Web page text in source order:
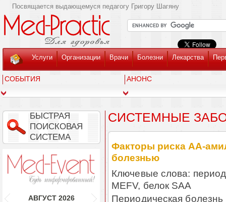
Посвящается выдающемуся педагогу Григору Шагяну
Услуги Организации Врачи Болезни Лекарства
СОБЫТИЯ АНОНС
БЫСТРАЯ
ПОИСКОВАЯ
СИСТЕМА
АВГУСТ 2026
СИСТЕМНЫЕ
Факторы риска АА-
болезнью
Ключевые слова:
MEFV, белок SAA
Периодическая